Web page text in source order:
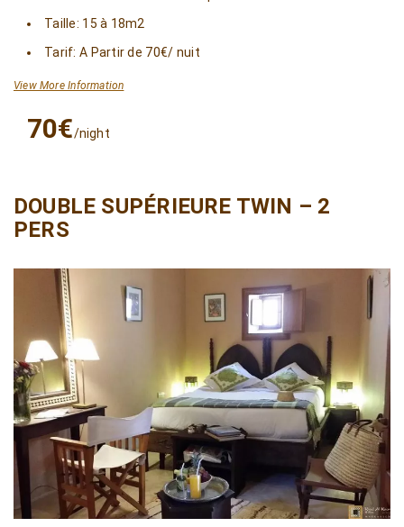
Taille: 15 à 18m2
Tarif: A Partir de 70€/ nuit
View More Information
70€/night
DOUBLE SUPÉRIEURE TWIN – 2
PERS